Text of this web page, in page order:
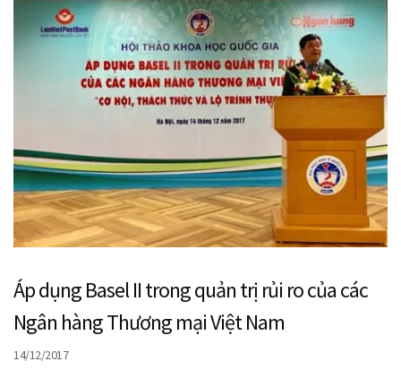
Áp dụng Basel II trong quản trị rủi ro của các
Ngân hàng Thương mại Việt Nam
14/12/2017